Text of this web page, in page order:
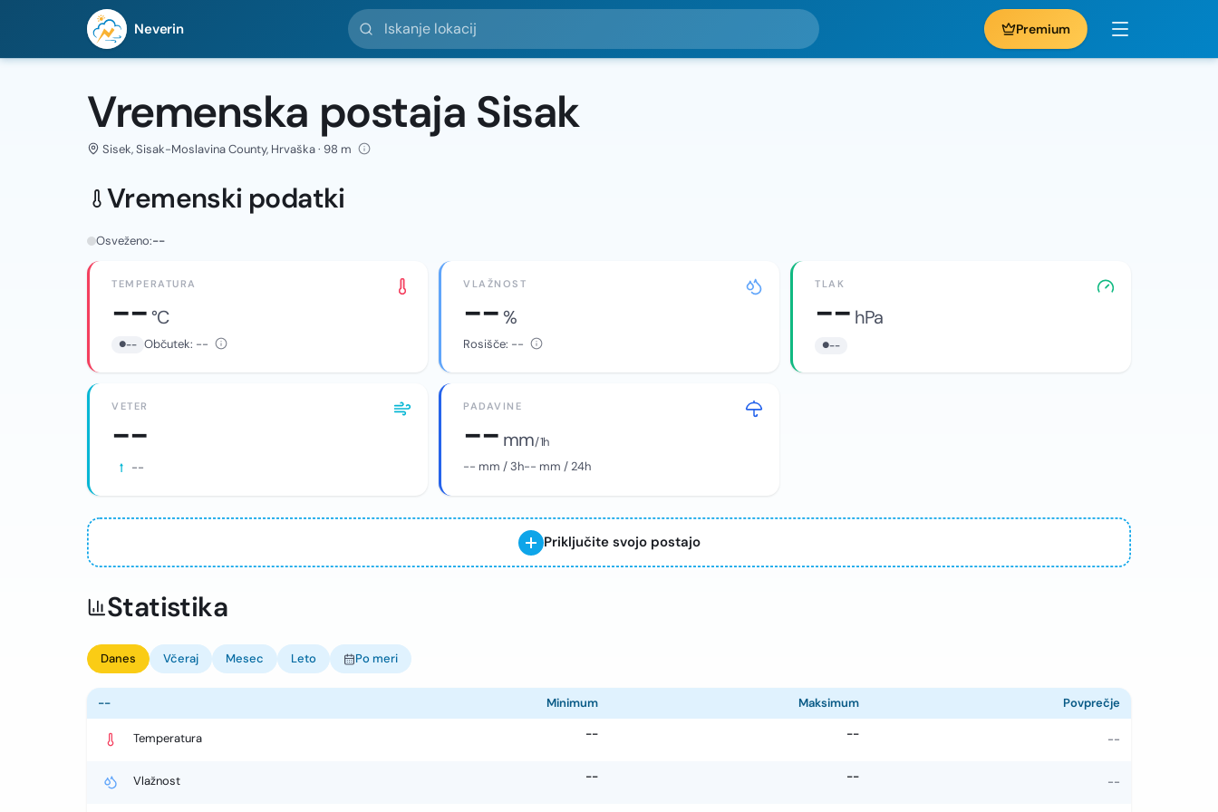
Neverin
Iskanje lokacij
Premium
Vremenska postaja Sisak
Sisek, Sisak-Moslavina County, Hrvaška · 98 m
Vremenski podatki
Osveženo:--
TEMPERATURA
--°C
-- Občutek: --
VLAŽNOST
--%
Rosišče: --
TLAK
-- hPa
--
VETER
--
--
PADAVINE
-- mm/ 1h
-- mm / 3h-- mm / 24h
Priključite svojo postajo
Statistika
Danes Včeraj Mesec Leto Po meri
-- Minimum Maksimum Povprečje
Temperatura -- -- --
Vlažnost -- -- --